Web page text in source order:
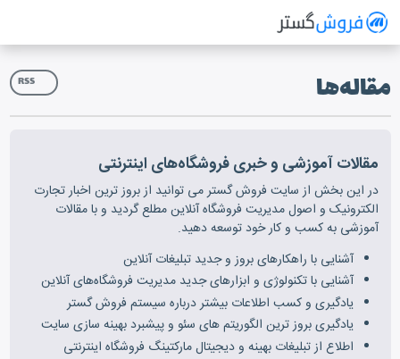
سیستم مدیریت فروش آنلاین
RSS مقاله‌ها
مقالات آموزشی و خبری فروشگاه‌های اینترنتی
در این بخش از سایت فروش گستر می توانید از بروز ترین اخبار تجارت
الکترونیک و اصول مدیریت فروشگاه آنلاین مطلع گردید و با مقالات
آموزشی به کسب و کار خود توسعه دهید.
آشنایی با راهکارهای بروز و جدید تبلیغات آنلاین
آشنایی با تکنولوژی و ابزارهای جدید مدیریت فروشگاه‌های آنلاین
یادگیری و کسب اطلاعات بیشتر درباره سیستم فروش گستر
یادگیری بروز ترین الگوریتم های سئو و پیشبرد بهینه سازی سایت
اطلاع از تبلیغات بهینه و دیجیتال مارکتینگ فروشگاه اینترنتی